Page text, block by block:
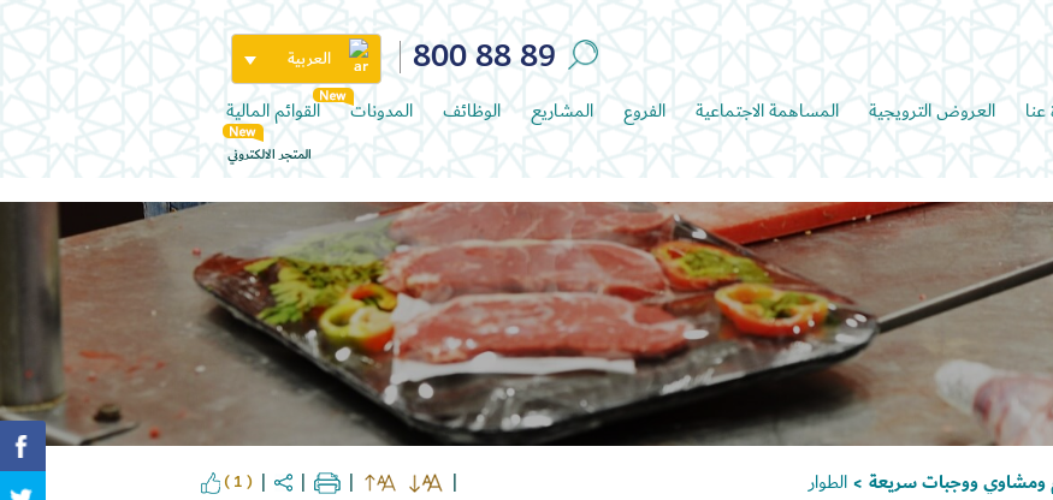
800 88 89 العربية
عنا العروض الترويجية المساهمة الاجتماعية الفروع المشاريع الوظائف المدونات القوائم المالية
المتجر الالكتروني
ومشاوي ووجبات سريعة > الطوار ( 1 )